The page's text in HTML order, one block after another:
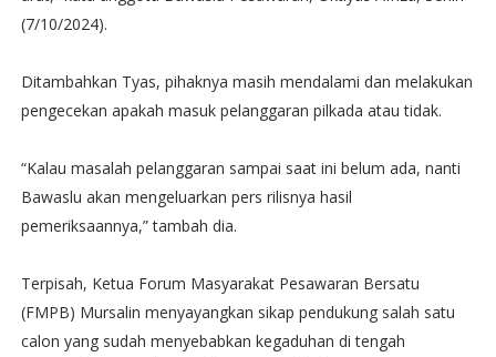
(7/10/2024).
Ditambahkan Tyas, pihaknya masih mendalami dan melakukan
pengecekan apakah masuk pelanggaran pilkada atau tidak.
“Kalau masalah pelanggaran sampai saat ini belum ada, nanti
Bawaslu akan mengeluarkan pers rilisnya hasil
pemeriksaannya,” tambah dia.
Terpisah, Ketua Forum Masyarakat Pesawaran Bersatu
(FMPB) Mursalin menyayangkan sikap pendukung salah satu
calon yang sudah menyebabkan kegaduhan di tengah